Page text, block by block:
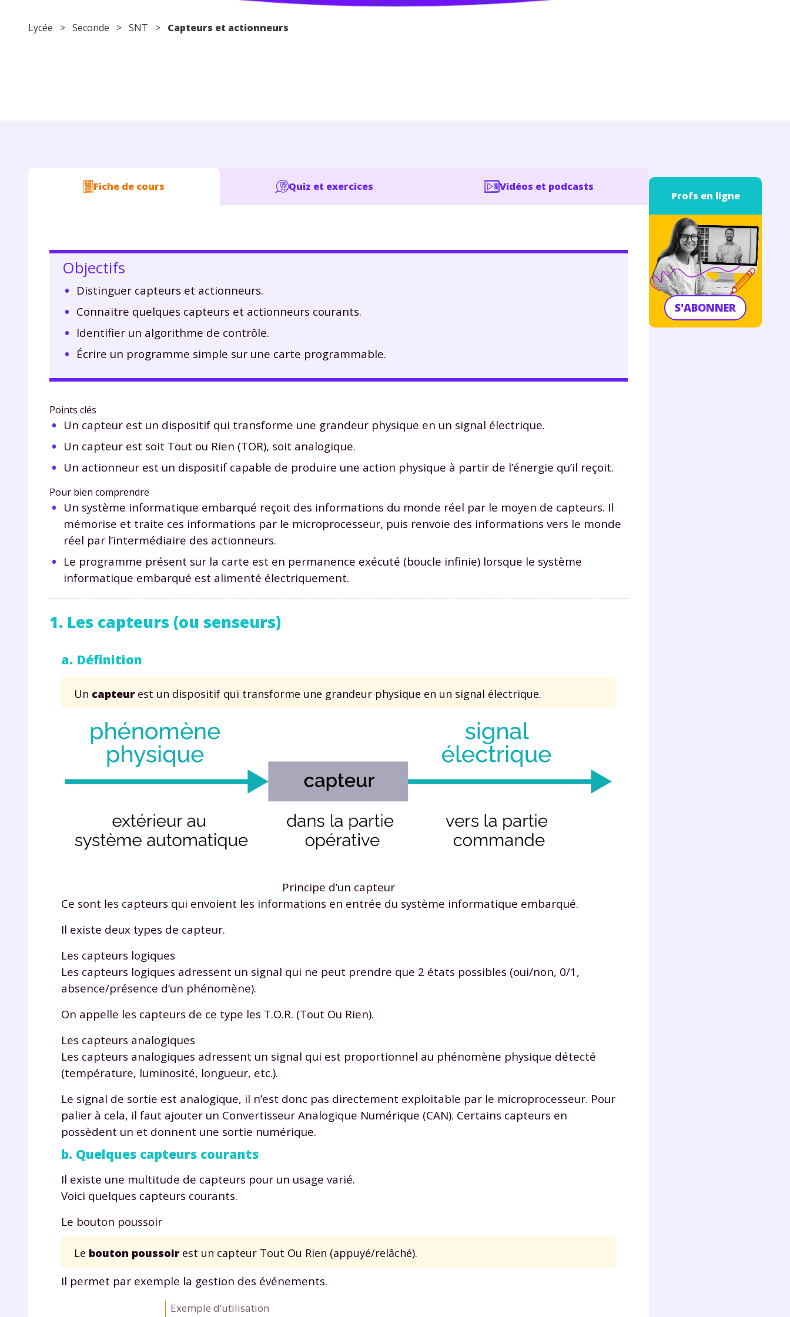
Lycée > Seconde > SNT > Capteurs et actionneurs
Fiche de cours Quiz et exercices Vidéos et podcasts
Objectifs
Distinguer capteurs et actionneurs.
Connaitre quelques capteurs et actionneurs courants.
Identifier un algorithme de contrôle.
Écrire un programme simple sur une carte programmable.
Points clés
Un capteur est un dispositif qui transforme une grandeur physique en un signal électrique.
Un capteur est soit Tout ou Rien (TOR), soit analogique.
Un actionneur est un dispositif capable de produire une action physique à partir de l’énergie qu’il reçoit.
Pour bien comprendre
Un système informatique embarqué reçoit des informations du monde réel par le moyen de capteurs. Il
mémorise et traite ces informations par le microprocesseur, puis renvoie des informations vers le monde
réel par l’intermédiaire des actionneurs.
Le programme présent sur la carte est en permanence exécuté (boucle infinie) lorsque le système
informatique embarqué est alimenté électriquement.
1. Les capteurs (ou senseurs)
a. Définition
Un capteur est un dispositif qui transforme une grandeur physique en un signal électrique.
Principe d’un capteur
Ce sont les capteurs qui envoient les informations en entrée du système informatique embarqué.
Il existe deux types de capteur.
Les capteurs logiques
Les capteurs logiques adressent un signal qui ne peut prendre que 2 états possibles (oui/non, 0/1,
absence/présence d’un phénomène).
On appelle les capteurs de ce type les T.O.R. (Tout Ou Rien).
Les capteurs analogiques
Les capteurs analogiques adressent un signal qui est proportionnel au phénomène physique détecté
(température, luminosité, longueur, etc.).
Le signal de sortie est analogique, il n’est donc pas directement exploitable par le microprocesseur. Pour
palier à cela, il faut ajouter un Convertisseur Analogique Numérique (CAN). Certains capteurs en
possèdent un et donnent une sortie numérique.
b. Quelques capteurs courants
Il existe une multitude de capteurs pour un usage varié.
Voici quelques capteurs courants.
Le bouton poussoir
Le bouton poussoir est un capteur Tout Ou Rien (appuyé/relâché).
Il permet par exemple la gestion des événements.
Exemple d’utilisation
Profs en ligne
S'ABONNER
Fermer
Envie de progresser et de
réussir votre année scolaire ?
Testez gratuitement pendant 24h
podcasts de révisions
Unespace dédié aux
progrès
Des profs expérimentés
* Votre code d'accès sera envoyé à cette adresse e-mail. En renseignant votre e-mail, vous
consentez à ce que vos données à caractère personnel soient traitées par SEJER, sous la
part de myMaxicours.
Votre adresse e-mail sera exclusivement utilisée pour vous envoyer notre
désinscription présent dans chaque newsletter. Pour en savoir plus sur la gestion